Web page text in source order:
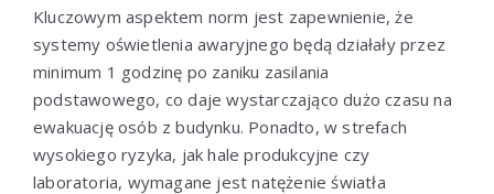
Kluczowym aspektem norm jest zapewnienie, że
systemy oświetlenia awaryjnego będą działały przez
minimum 1 godzinę po zaniku zasilania
podstawowego, co daje wystarczająco dużo czasu na
ewakuację osób z budynku. Ponadto, w strefach
wysokiego ryzyka, jak hale produkcyjne czy
laboratoria, wymagane jest natężenie światła